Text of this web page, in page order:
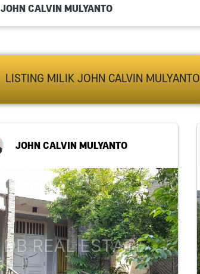
JOHN CALVIN MULYANTO
LISTING MILIK JOHN CALVIN MULYANTO
JOHN CALVIN MULYANTO